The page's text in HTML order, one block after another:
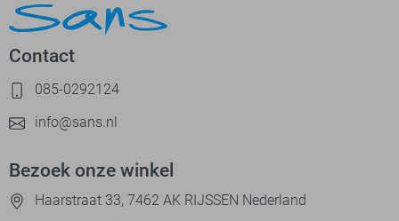
Contact
085-0292124
info@sans.nl
Bezoek onze winkel
Haarstraat 33, 7462 AK RIJSSEN Nederland